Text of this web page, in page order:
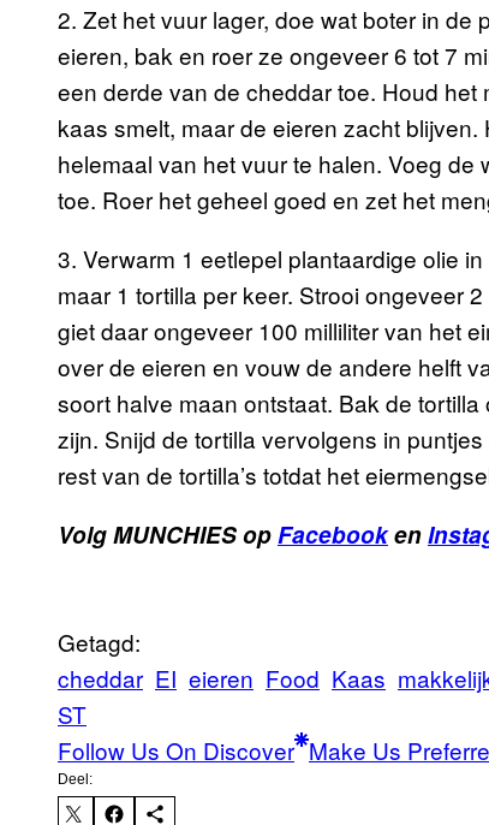
2. Zet het vuur lager, doe wat boter in
eieren, bak en roer ze ongeveer 6 tot 7
een derde van de cheddar toe. Houd
kaas smelt, maar de eieren zacht
helemaal van het vuur te halen. Voeg
toe. Roer het geheel goed en zet het
3. Verwarm 1 eetlepel plantaardige olie
maar 1 tortilla per keer. Strooi ongeveer
giet daar ongeveer 100 milliliter van het
over de eieren en vouw de andere helft
soort halve maan ontstaat. Bak de
zijn. Snijd de tortilla vervolgens in
rest van de tortilla’s totdat het
Volg MUNCHIES opFacebooken
Getagd:
cheddar EI eieren Food Kaas
ST
Follow Us On Discover Make Us
Deel: